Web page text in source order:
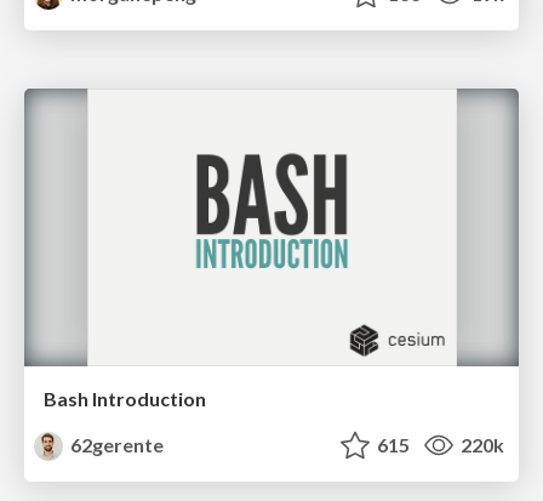
Bash Introduction
62gerente
615 220k